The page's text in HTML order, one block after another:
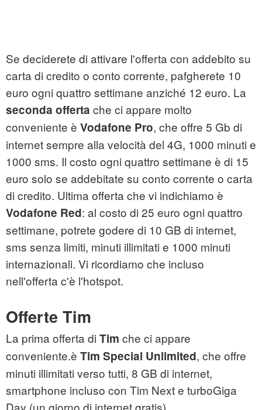
Se deciderete di attivare l'offerta con addebito su
carta di credito o conto corrente, pafgherete 10
euro ogni quattro settimane anziché 12 euro. La
seconda offerta che ci appare molto
conveniente è Vodafone Pro, che offre 5 Gb di
internet sempre alla velocità del 4G, 1000 minuti e
1000 sms. Il costo ogni quattro settimane è di 15
euro solo se addebitate su conto corrente o carta
di credito. Ultima offerta che vi indichiamo è
Vodafone Red: al costo di 25 euro ogni quattro
settimane, potrete godere di 10 GB di internet,
sms senza limiti, minuti illimitati e 1000 minuti
internazionali. Vi ricordiamo che incluso
nell'offerta c'è l'hotspot.
Offerte Tim
La prima offerta di Tim che ci appare
conveniente.è Tim Special Unlimited, che offre
minuti illimitati verso tutti, 8 GB di internet,
smartphone incluso con Tim Next e turboGiga